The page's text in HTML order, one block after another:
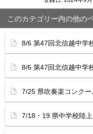
このカテゴリー内の他の
8/6 第47回北信越中
8/6 第47回北信越中
7/25 県吹奏楽コンクー
7/18・19 県中学校陸